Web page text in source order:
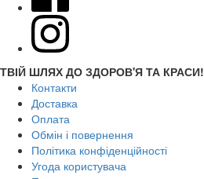
ТВІЙ ШЛЯХ ДО ЗДОРОВ'Я ТА КРАСИ!
Контакти
Доставка
Оплата
Обмін і повернення
Політика конфіденційності
Угода користувача